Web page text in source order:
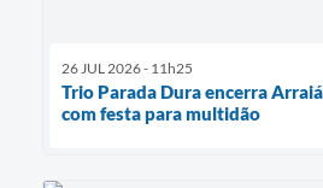
26 JUL 2026 - 11h25
Trio Parada Dura encerra
com festa para multidão